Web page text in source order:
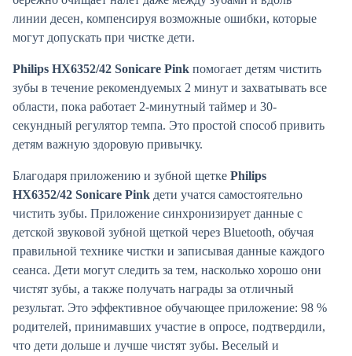
линии десен, компенсируя возможные ошибки, которые
могут допускать при чистке дети.
Philips HX6352/42 Sonicare Pink помогает детям чистить
зубы в течение рекомендуемых 2 минут и захватывать все
области, пока работает 2-минутный таймер и 30-
секундный регулятор темпа. Это простой способ привить
детям важную здоровую привычку.
Благодаря приложению и зубной щетке Philips
HX6352/42 Sonicare Pink дети учатся самостоятельно
чистить зубы. Приложение синхронизирует данные с
детской звуковой зубной щеткой через Bluetooth, обучая
правильной технике чистки и записывая данные каждого
сеанса. Дети могут следить за тем, насколько хорошо они
чистят зубы, а также получать награды за отличный
результат. Это эффективное обучающее приложение: 98 %
родителей, принимавших участие в опросе, подтвердили,
что дети дольше и лучше чистят зубы. Веселый и